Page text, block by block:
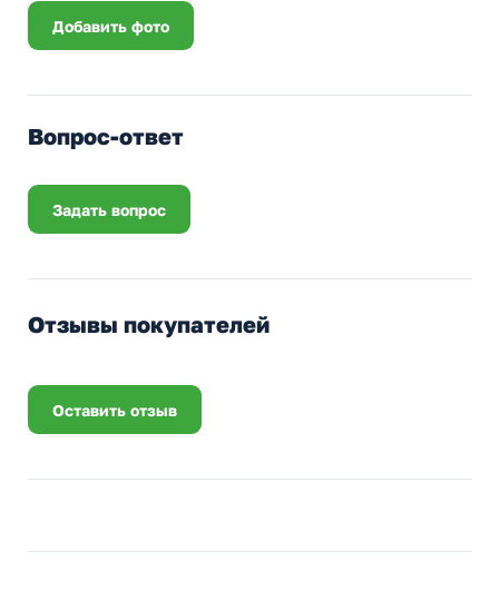
Добавить фото
Вопрос-ответ
Задать вопрос
Отзывы покупателей
Оставить отзыв